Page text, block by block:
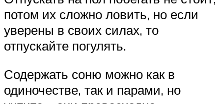
потом их сложно ловить, но если
уверены в своих силах, то
отпускайте погулять.
Содержать соню можно как в
одиночестве, так и парами, но